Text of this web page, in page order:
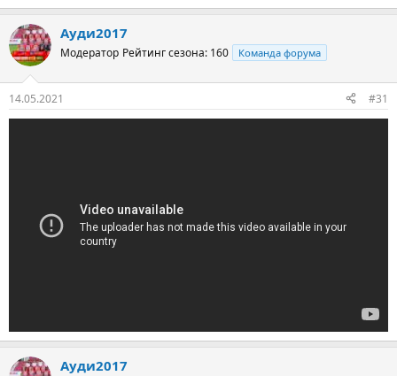
Ауди2017
Модератор Рейтинг сезона: 160 Команда форума
14.05.2021 #31
Ауди2017